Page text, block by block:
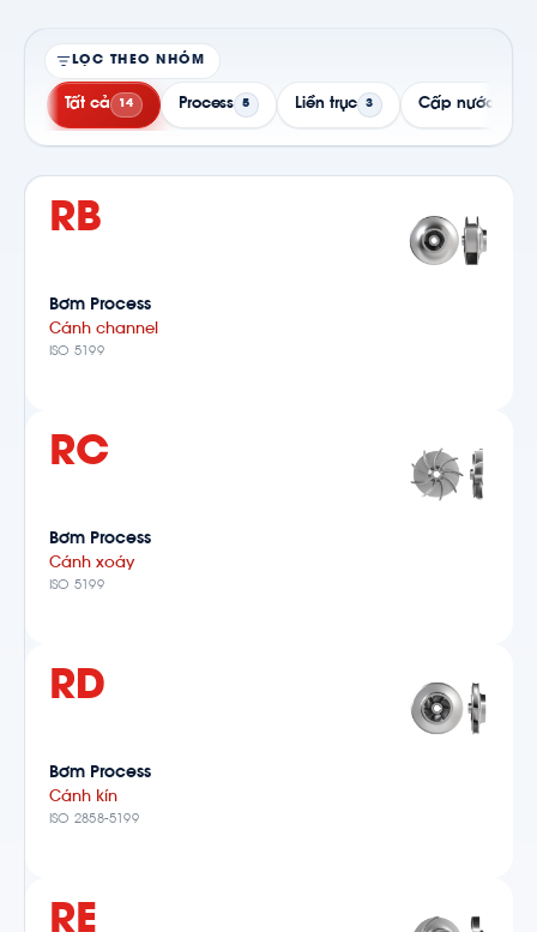
LỌC THEO NHÓM
Tất cả 14 Process 5 Liền trục 3 Cấp nước &
RB
Bơm Process
Cánh channel
ISO 5199
RC
Bơm Process
Cánh xoáy
ISO 5199
RD
Bơm Process
Cánh kín
ISO 2858-5199
RE